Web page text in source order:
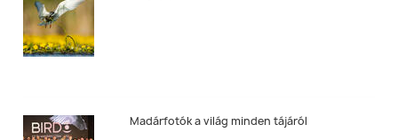
Madárfotók a világ minden tájáról